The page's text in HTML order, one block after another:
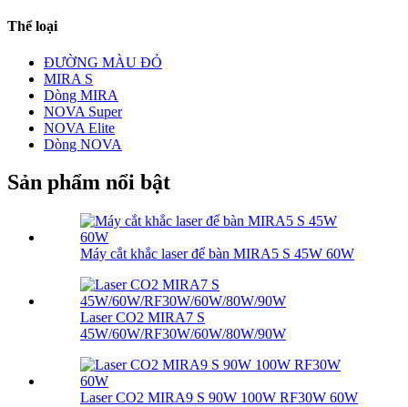
Thể loại
ĐƯỜNG MÀU ĐỎ
MIRA S
Dòng MIRA
NOVA Super
NOVA Elite
Dòng NOVA
Sản phẩm nổi bật
Máy cắt khắc laser để bàn MIRA5 S 45W 60W
Laser CO2 MIRA7 S
45W/60W/RF30W/60W/80W/90W
Laser CO2 MIRA9 S 90W 100W RF30W 60W